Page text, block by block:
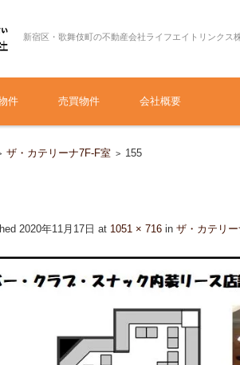
新宿区・歌舞伎町の不動産会社ライフエイトリンクス
件 売買物件 会社概要
ザ・カテリーナ7F-F室> 155
2020年11月17日 at 1051 × 716in ザ・カテリ